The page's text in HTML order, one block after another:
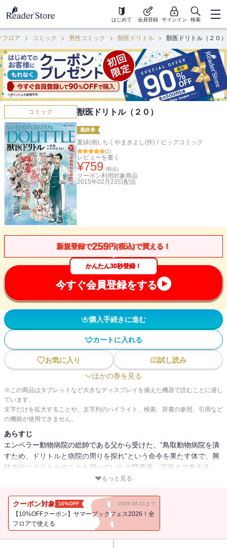
はじめて 会員登録 サインイン 検索
フロア コミック 男性コミック 獣医ドリトル 獣医ドリトル（２０）
コミック 獣医ドリトル（２０）
最終巻
夏緑(画), ちくやまきよし(作) / ビッグコミック
(1)
レビューを書く
¥759 (税込)
クーポン利用対象商品
2015年02月23日 配信
新規登録で259円(税込)で買える！
かんたん30秒登録！
今すぐ会員登録をする
購入手続きに進む
カートに入れる
お気に入り
試し読み
ほかの巻を見る
※この商品はタブレットなど大きなディスプレイを備えた機器で読むことに適し
ています。
文字だけを拡大することや、文字列のハイライト、検索、辞書の参照、引用など
の機能が使用できません。
あらすじ
エンペラー動物病院の総帥である父から受けた、”鳥取動物病院を潰
すため、ドリトルと病院の周りを探れ”という命令を果たす体で、興
味本位にドリトルのことを調べていた土門勇蔵。花菱まで巻き込
み、ついにドリトルの恩師・富沢教授に話を聞くと、ドリトルの知
へ！ 感動作ついに完結！！
もっと見る
クーポン対象 10%OFF 2026.08.11まで
【10%OFFクーポン】サマーブックフェス2026！全
フロアで使える